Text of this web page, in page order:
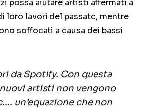
possa aiutare artisti affermati a
loro lavori del passato, mentre
soffocati a causa dei bassi
da Spotify. Con questa
artisti non vengono
un’equazione che non